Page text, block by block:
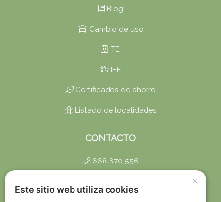
Blog
Cambio de uso
ITE
IEE
Certificados de ahorro
Listado de localidades
CONTACTO
668 670 556
×
Este sitio web utiliza cookies